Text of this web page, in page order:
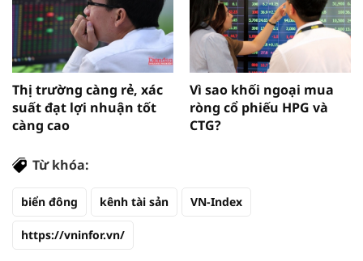
Thị trường càng rẻ, xác
suất đạt lợi nhuận tốt
càng cao
Vì sao khối ngoại mua
ròng cổ phiếu HPG và
CTG?
Từ khóa:
biển đông kênh tài sản VN-Index
https://vninfor.vn/